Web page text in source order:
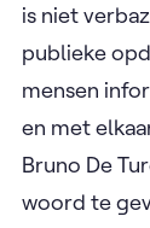
is niet
publieke
mensen
en met
Bruno De
woord te